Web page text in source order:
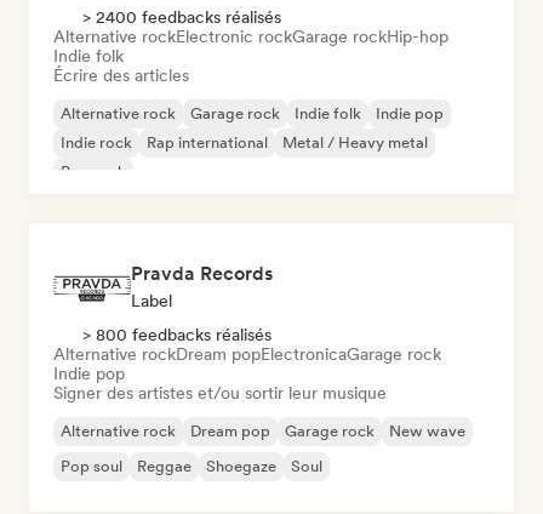
> 2400 feedbacks réalisés
Alternative rockElectronic rockGarage rockHip-hop
Indie folk
Écrire des articles
Alternative rock Garage rock Indie folk
Indie pop
Indie rock
Rap international
Metal / Heavy metal
Pop rock
Pravda Records
Label
> 800 feedbacks réalisés
Alternative rockDream popElectronicaGarage rock
Indie pop
Signer des artistes et/ou sortir leur musique
Alternative rock Dream pop Garage rock
New wave
Pop soul
Reggae Shoegaze Soul